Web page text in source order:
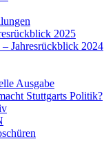
2025
Jahresrückblick 2024
Ausgabe
Stuttgarts Politik?